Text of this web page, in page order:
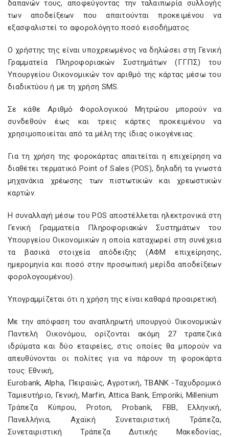
δαπανών τους, αποφεύγοντας την ταλαιπωρία συλλογής
των αποδείξεων που απαιτούνται προκειμένου να
εξασφαλιστεί το αφορολόγητο ποσό εισοδήματος.
Ο χρήστης της είναι υποχρεωμένος να δηλώσει στη Γενική
Γραμματεία Πληροφοριακών Συστημάτων (ΓΓΠΣ) του
Υπουργείου Οικονομικών τον αριθμό της κάρτας μέσω του
διαδικτύου ή με τη χρήση SMS.
Σε κάθε Αριθμό Φορολογικού Μητρώου μπορούν να
συνδεθούν έως και τρεις κάρτες προκειμένου να
χρησιμοποιείται από τα μέλη της ίδιας οικογένειας.
Για τη χρήση της φοροκάρτας απαιτείται η επιχείρηση να
διαθέτει τερματικό Point of Sales (POS), δηλαδή τα γνωστά
μηχανάκια χρέωσης των πιστωτικών και χρεωστικών
καρτών.
Η συναλλαγή μέσω του POS αποστέλλεται ηλεκτρονικά στη
Γενική Γραμματεία Πληροφοριακών Συστημάτων του
Υπουργείου Οικονομικών η οποία καταχωρεί στη συνέχεια
τα βασικά στοιχεία απόδειξης (ΑΦΜ επιχείρησης,
ημερομηνία και ποσό στην προσωπική μερίδα αποδείξεων
φορολογουμένου).
Υπογραμμίζεται ότι η χρήση της είναι καθαρά προαιρετική.
Με την απόφαση του αναπληρωτή υπουργού Οικονομικών
Παντελή Οικονόμου, ορίζονται ακόμη 27 τραπεζικά
ιδρύματα και δύο εταιρείες, στις οποίες θα μπορούν να
απευθύνονται οι πολίτες για να πάρουν τη φοροκάρτα
τους: Εθνική,
Eurobank, Alpha, Πειραιώς, Αγροτική, TBANK -Ταχυδρομικό
Ταμιευτήριο, Γενική, Marfin, Attica Bank, Emporiki, Millenium
Τράπεζα Κύπρου, Proton, Probank, FBB, Ελληνική,
Πανελλήνια, Αχαϊκή Συνεταιριστική Τράπεζα,
Συνεταιριστική Τράπεζα Δυτικής Μακεδονίας,